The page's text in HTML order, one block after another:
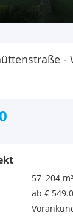
-
57–204 m²
ab €